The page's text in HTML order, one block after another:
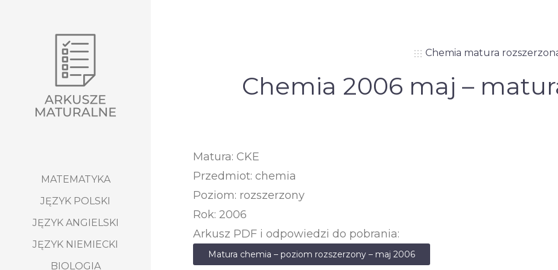
MATEMATYKA
JĘZYK POLSKI
JĘZYK ANGIELSKI
JĘZYK NIEMIECKI
BIOLOGIA
Chemia matura
Chemia 2006 maj –
Matura: CKE
Przedmiot: chemia
Poziom: rozszerzony
Rok: 2006
Arkusz PDF i odpowiedzi do pobrania:
Matura chemia – poziom rozszerzony – maj 2006